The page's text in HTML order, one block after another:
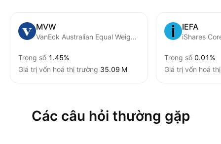
MVW
VanEck Australian Equal Weight ETF
Trọng số 1.45%
Giá trị vốn hoá thị trường ‪35.09 M‬
IEFA
iShares
Trọng số 0.01%
Giá trị vốn hoá
Các câu hỏi thường gặp